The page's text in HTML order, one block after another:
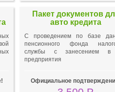
Пакет документов
авто кредита
С проведением по базе
пенсионного фонда
службы с занесением
предприятия
Официальное